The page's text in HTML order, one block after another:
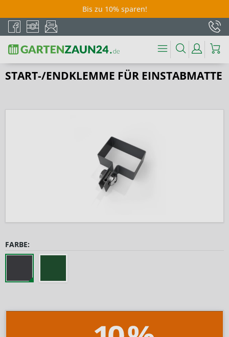
Bis zu 10% sparen!
START-/ENDKLEMME FÜR EINSTABMATTE
FARBE: